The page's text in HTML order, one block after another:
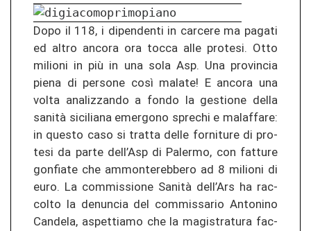
Dopo il 118, i di­pen­den­ti in car­ce­re ma pa­ga­ti
ed altro an­co­ra ora tocca alle pro­te­si. Otto
mi­lio­ni in più in una sola Asp. Una pro­vin­cia
piena di per­so­ne così ma­la­te! E an­co­ra una
volta ana­li­z­zan­do a fondo la ges­tio­ne della
sanità si­ci­lia­na emer­go­no spre­chi e ma­laf­fa­re:
in ques­to caso si tr­at­ta delle for­ni­tu­re di pro­
te­si da parte dell’Asp di Pa­ler­mo, con fat­tu­re
go­n­fia­te che am­mon­te­reb­be­ro ad 8 mi­lio­ni di
euro. La com­mis­sio­ne Sanità dell’Ars ha rac­
col­to la de­nun­cia del com­mis­sa­rio An­to­ni­no
Can­de­la, as­pet­ti­a­mo che la ma­gis­tra­tu­ra fac­